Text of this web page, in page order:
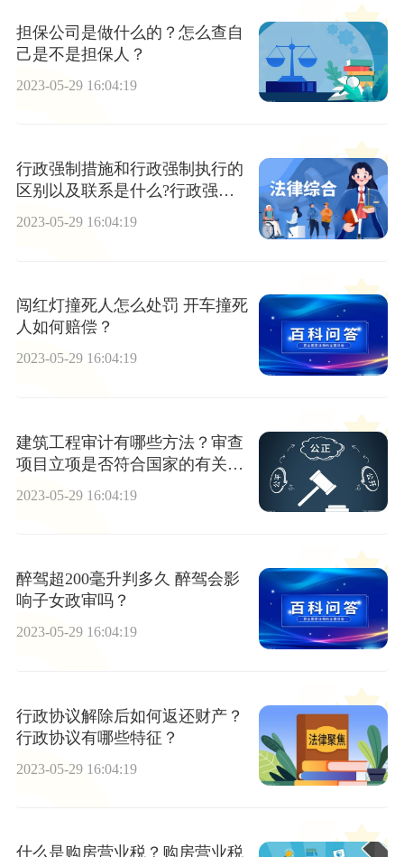
担保公司是做什么的？怎么查自
己是不是担保人？
2023-05-29 16:04:19
行政强制措施和行政强制执行的
区别以及联系是什么?行政强制
措施的一般程序是什么？
2023-05-29 16:04:19
闯红灯撞死人怎么处罚 开车撞死
人如何赔偿？
2023-05-29 16:04:19
建筑工程审计有哪些方法？审查
项目立项是否符合国家的有关政
2023-05-29 16:04:19
醉驾超200毫升判多久 醉驾会影
响子女政审吗？
2023-05-29 16:04:19
行政协议解除后如何返还财产？
行政协议有哪些特征？
2023-05-29 16:04:19
什么是购房营业税？购房营业税